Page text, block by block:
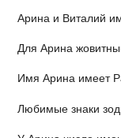
Арина и Виталий
Для Арина
Имя Арина имеет
Любимые знаки